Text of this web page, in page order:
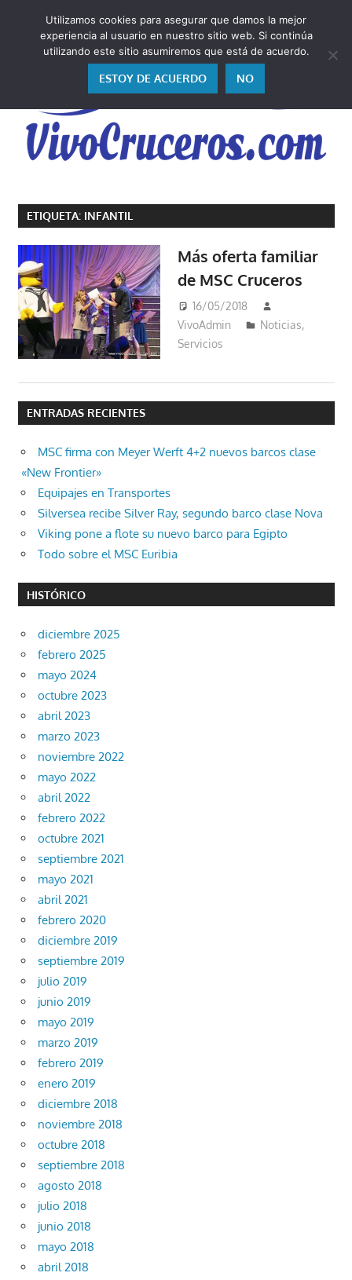
contenido
cruceros
como
los
vivo,
los
cuento
ETIQUETA: INFANTIL
Más oferta familiar
de MSC Cruceros
16/05/2018
VivoAdmin
Noticias,
Servicios
ENTRADAS RECIENTES
MSC firma con Meyer Werft 4+2 nuevos barcos clase
«New Frontier»
Equipajes en Transportes
Silversea recibe Silver Ray, segundo barco clase Nova
Viking pone a flote su nuevo barco para Egipto
Todo sobre el MSC Euribia
HISTÓRICO
diciembre 2025
febrero 2025
mayo 2024
octubre 2023
abril 2023
marzo 2023
noviembre 2022
mayo 2022
abril 2022
febrero 2022
octubre 2021
septiembre 2021
mayo 2021
abril 2021
febrero 2020
diciembre 2019
septiembre 2019
julio 2019
junio 2019
mayo 2019
marzo 2019
febrero 2019
enero 2019
diciembre 2018
noviembre 2018
octubre 2018
septiembre 2018
agosto 2018
julio 2018
junio 2018
mayo 2018
abril 2018
Utilizamos cookies para asegurar que damos la mejor
experiencia al usuario en nuestro sitio web. Si continúa
utilizando este sitio asumiremos que está de acuerdo.
ESTOY DE ACUERDO NO